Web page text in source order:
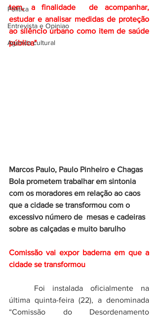
Politica
Entrevista e Opiniao
Agenda cultural
tem, a finalidade  de acompanhar,
estudar e analisar medidas de proteção
ao silêncio urbano como item de saúde
pública"
Marcos Paulo, Paulo Pinheiro e Chagas
Bola prometem trabalhar em sintonia
com os moradores em relação ao caos
que a cidade se transformou com o
excessivo número de  mesas e cadeiras
sobre as calçadas e muito barulho
Comissão vai expor baderna em que a
cidade se transformou
última quinta-feira (22), a denominada
“Comissão do Desordenamento